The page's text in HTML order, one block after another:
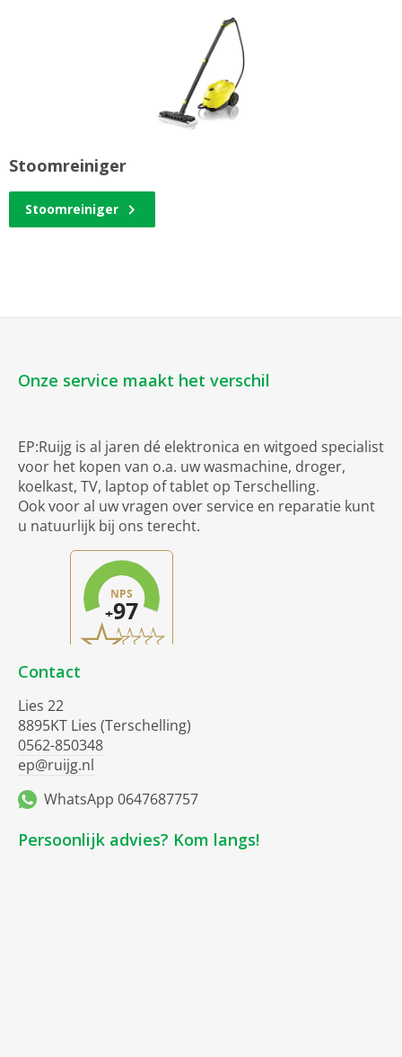
Stoomreiniger
Stoomreiniger
Onze service maakt het verschil
EP:Ruijg is al jaren dé elektronica en witgoed specialist
voor het kopen van o.a. uw wasmachine, droger,
koelkast, TV, laptop of tablet op Terschelling.
Ook voor al uw vragen over service en reparatie kunt
u natuurlijk bij ons terecht.
Contact
Lies 22
8895KT Lies (Terschelling)
0562-850348
ep@ruijg.nl
WhatsApp 0647687757
Persoonlijk advies? Kom langs!